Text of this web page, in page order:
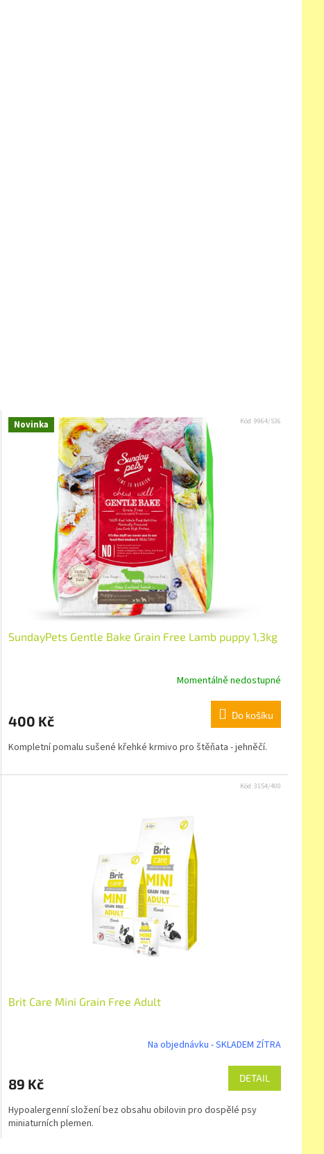
Novinka
SundayPets Gentle Bake Grain Free Lamb puppy 1,3kg
Momentálně nedostupné
400 Kč Do košíku
Kompletní pomalu sušené křehké krmivo pro štěňata - jehněčí.
Kód:9964/S36
Brit Care Mini Grain Free Adult
Na objednávku - SKLADEM ZÍTRA
89 Kč DETAIL
Hypoalergenní složení bez obsahu obilovin pro dospělé psy
miniaturních plemen.
Kód:3154/400